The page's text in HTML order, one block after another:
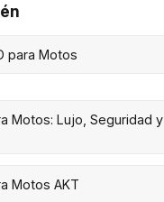
para Motos
Motos: Lujo, Seguridad y
Motos AKT